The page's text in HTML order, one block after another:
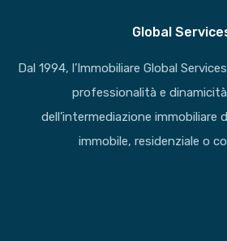
Global
Dal 1994, l’Immobiliare Global
professionalità e
dell’intermediazione immobiliare
immobile, residenziale o